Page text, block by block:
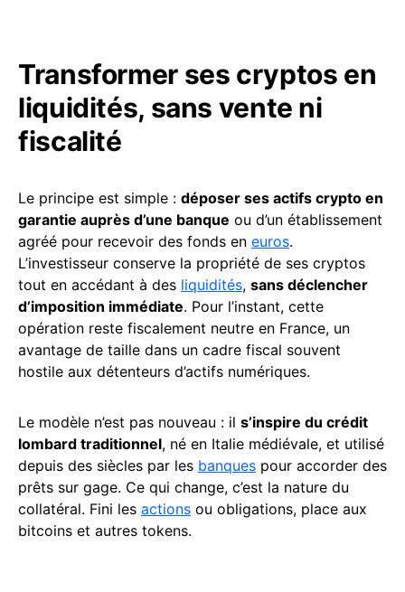
Transformer ses cryptos en
liquidités, sans vente ni
fiscalité
Le principe est simple : déposer ses actifs crypto en
garantie auprès d’une banque ou d’un établissement
agréé pour recevoir des fonds en euros.
L’investisseur conserve la propriété de ses cryptos
tout en accédant à des liquidités, sans déclencher
d’imposition immédiate. Pour l’instant, cette
opération reste fiscalement neutre en France, un
avantage de taille dans un cadre fiscal souvent
hostile aux détenteurs d’actifs numériques.
Le modèle n’est pas nouveau : il s’inspire du crédit
lombard traditionnel, né en Italie médiévale, et utilisé
depuis des siècles par les banques pour accorder des
prêts sur gage. Ce qui change, c’est la nature du
collatéral. Fini les actions ou obligations, place aux
bitcoins et autres tokens.